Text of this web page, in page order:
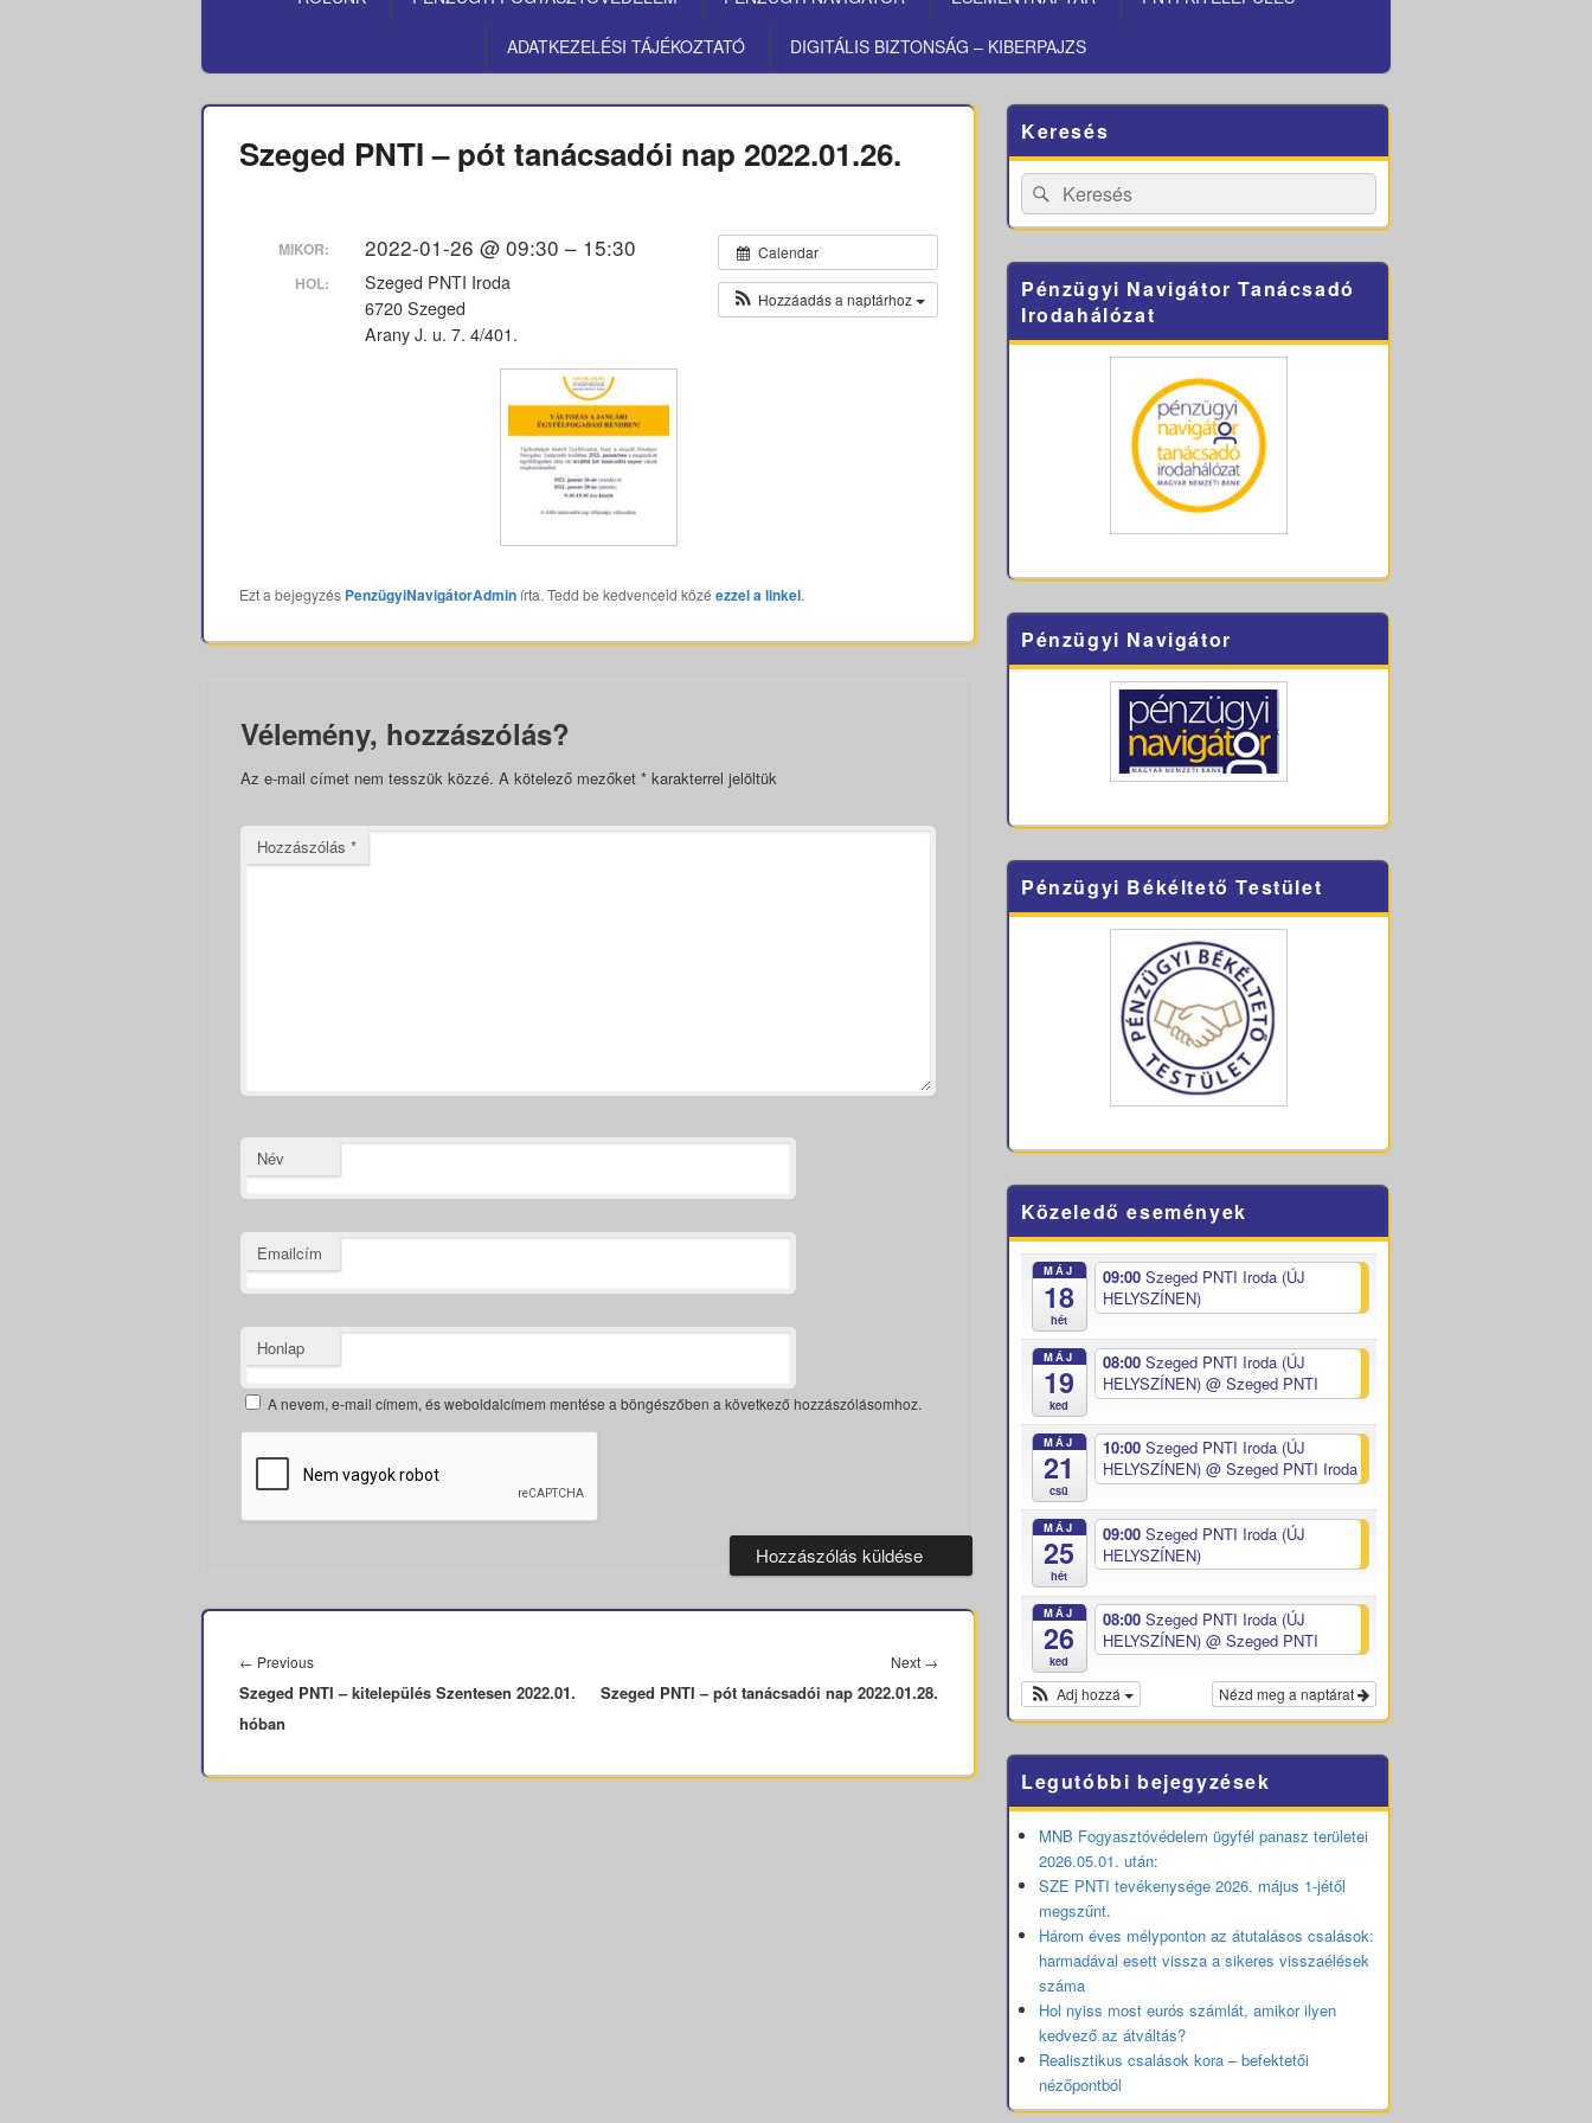
ADATKEZELÉSI TÁJÉKOZTATÓ DIGITÁLIS BIZTONSÁG – KIBERPAJZS
Szeged PNTI – pót tanácsadói nap 2022.01.26.
Calendar
Hozzáadás a naptárhoz
MIKOR: 2022-01-26 @ 09:30 – 15:30
HOL:
Szeged PNTI Iroda
6720 Szeged
Arany J. u. 7. 4/401.
Ezt a bejegyzés PenzügyiNavigátorAdmin írta. Tedd be kedvenceid közé ezzel a linkel.
Vélemény, hozzászólás?
Az e-mail címet nem tesszük közzé. A kötelező mezőket * karakterrel jelöltük
Hozzászólás *
Név
Emailcím
Honlap
A nevem, e-mail címem, és weboldalcímem mentése a böngészőben a következő hozzászólásomhoz.
navigáció
← PreviousPrevious
post:
Szeged PNTI – kitelepülés Szentesen 2022.01.
hóban
Next →
Szeged PNTI – pót tanácsadói nap 2022.01.28.
Sidebar
Widget
Area
Keresés
Search
for:
Search
Pénzügyi Navigátor Tanácsadó
Irodahálózat
Pénzügyi Navigátor
Pénzügyi Békéltető Testület
Közeledő események
MÁJ
18
hét
09:00 Szeged PNTI Iroda (ÚJ
HELYSZÍNEN)
MÁJ
19
ked
08:00 Szeged PNTI Iroda (ÚJ
HELYSZÍNEN) @ Szeged PNTI
MÁJ
21
csü
10:00 Szeged PNTI Iroda (ÚJ
HELYSZÍNEN) @ Szeged PNTI Iroda
MÁJ
25
hét
09:00 Szeged PNTI Iroda (ÚJ
HELYSZÍNEN)
MÁJ
26
ked
08:00 Szeged PNTI Iroda (ÚJ
HELYSZÍNEN) @ Szeged PNTI
Nézd meg a naptárat
Adj hozzá
Legutóbbi bejegyzések
MNB Fogyasztóvédelem ügyfél panasz területei
2026.05.01. után:
SZE PNTI tevékenysége 2026. május 1-jétől
megszűnt.
Három éves mélyponton az átutalásos csalások:
harmadával esett vissza a sikeres visszaélések
száma
Hol nyiss most eurós számlát, amikor ilyen
kedvező az átváltás?
Realisztikus csalások kora – befektetői
nézőpontból